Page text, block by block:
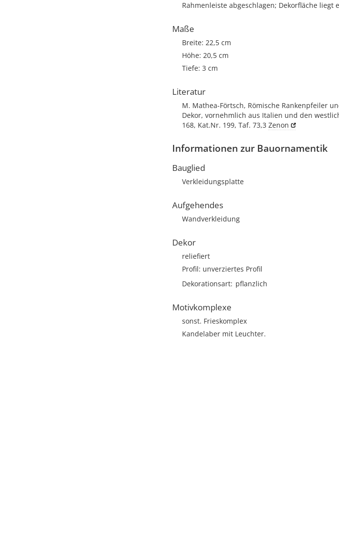
Rahmenleiste abgeschlagen; Dekorfläche liegt
Maße
Breite: 22,5 cm
Höhe: 20,5 cm
Tiefe: 3 cm
Literatur
M. Mathea-Förtsch, Römische Rankenpfeiler
Dekor, vornehmlich aus Italien und den
168, Kat.Nr. 199, Taf. 73,3 Zenon
Informationen zur Bauornamentik
Bauglied
Verkleidungsplatte
Aufgehendes
Wandverkleidung
Dekor
reliefiert
Profil: unverziertes Profil
Dekorationsart pflanzlich
Motivkomplexe
sonst. Frieskomplex
Kandelaber mit Leuchter.